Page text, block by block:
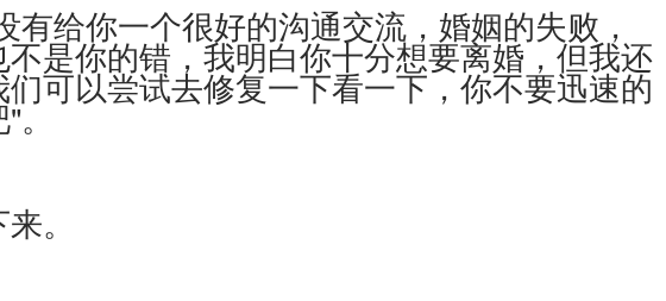
给你一个很好的沟通交流，婚姻的失败，
是你的错，我明白你十分想要离婚，但我还
可以尝试去修复一下看一下，你不要迅速的
。